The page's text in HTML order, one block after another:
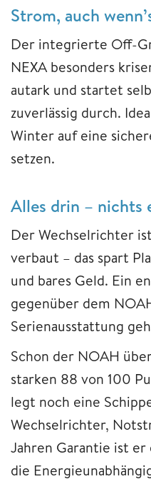
Strom, auch
Der integrierte Off-
NEXA besonders
autark und startet
zuverlässig durch.
Winter auf eine
setzen.
Alles drin – nichts
Der Wechselrichter
verbaut – das spart
und bares Geld. Ein
gegenüber dem
Serienausstattung
Schon der NOAH
starken 88 von 100
legt noch eine
Wechselrichter,
Jahren Garantie ist
die